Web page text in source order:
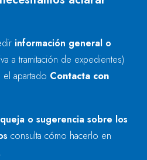
información general o
a tramitación de expedientes)
apartado Contacta con
queja o sugerencia sobre los
consulta cómo hacerlo en
.